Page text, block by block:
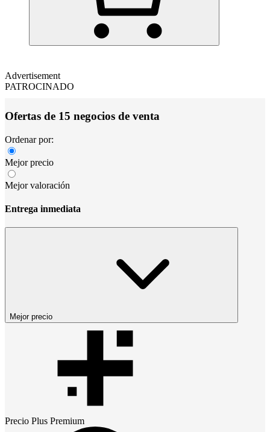
Advertisement
PATROCINADO
Ofertas de 15 negocios de venta
Ordenar por:
Mejor precio
Mejor valoración
Entrega inmediata
Mejor precio
Precio Plus Premium